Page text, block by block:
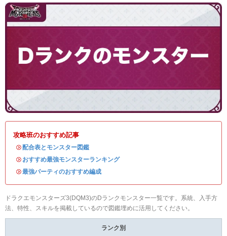
攻略班のおすすめ記事
・配合表とモンスター図鑑
・ おすすめ最強モンスターランキング
・最強パーティのおすすめ編成
ドラクエモンスターズ3(DQM3)のDランクモンスター一覧です。系統、入手方
法、特性、スキルを掲載しているので図鑑埋めに活用してください。
ランク別